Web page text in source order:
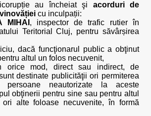
au încheiat şi acorduri de
cu inculpații:
MIHAI , inspector de trafic rutier în
Teritorial Cluj, pentru săvârșirea
dacă funcţionarul public a obţinut
altul un folos necuvenit,
orice mod, direct sau indirect, de
destinate publicităţii ori permiterea
persoane neautorizate la aceste
obţinerii pentru sine sau pentru altul
alte foloase necuvenite, în formă